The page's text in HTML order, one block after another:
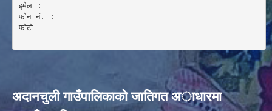
इमेल :
फोन नं. :
फोटो
अदानचुली गाउँपालिकाकाे जातिगत अाधारमा